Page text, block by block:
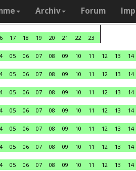
Archiv Forum
17 18 19 20 21 22
23
05 06 07 08 09 10 11 12 13 14
05 06 07 08 09 10 11 12 13 14
05 06 07 08 09 10 11 12 13 14
05 06 07 08 09 10 11 12 13 14
05 06 07 08 09 10 11 12 13 14
05 06 07 08 09 10 11 12 13 14
05 06 07 08 09 10 11 12 13 14